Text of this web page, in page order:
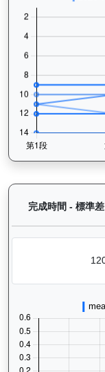
完成時間 - 標準差